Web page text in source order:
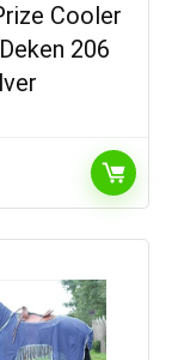
Cooler
206